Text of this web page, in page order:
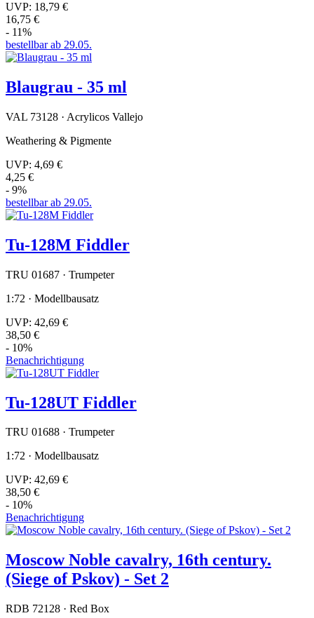
UVP: 18,79 €
16,75 €
- 11%
bestellbar ab 29.05.
Blaugrau - 35 ml
VAL 73128 · Acrylicos Vallejo
Weathering & Pigmente
UVP: 4,69 €
4,25 €
- 9%
bestellbar ab 29.05.
Tu-128M Fiddler
TRU 01687 · Trumpeter
1:72 · Modellbausatz
UVP: 42,69 €
38,50 €
- 10%
Benachrichtigung
Tu-128UT Fiddler
TRU 01688 · Trumpeter
1:72 · Modellbausatz
UVP: 42,69 €
38,50 €
- 10%
Benachrichtigung
Moscow Noble cavalry, 16th century.
(Siege of Pskov) - Set 2
RDB 72128 · Red Box